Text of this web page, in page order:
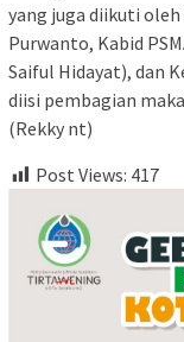
yang juga diikuti oleh
Purwanto, Kabid
Saiful Hidayat), dan
diisi pembagian
(Rekky nt)
Post Views: 417